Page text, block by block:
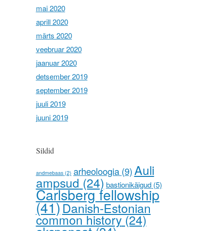
mai 2020
aprill 2020
märts 2020
veebruar 2020
jaanuar 2020
detsember 2019
september 2019
juuli 2019
juuni 2019
Sildid
andmebaas(2) arheoloogia(9) Auli
ampsud (24) bastionikäigud(5)
Carlsberg fellowship
(41)Danish-Estonian
common history(24)